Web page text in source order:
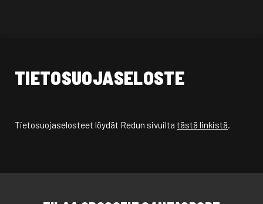
TIETOSUOJASELOSTE
Tietosuojaselosteet löydät Redun sivuilta tästä linkistä.